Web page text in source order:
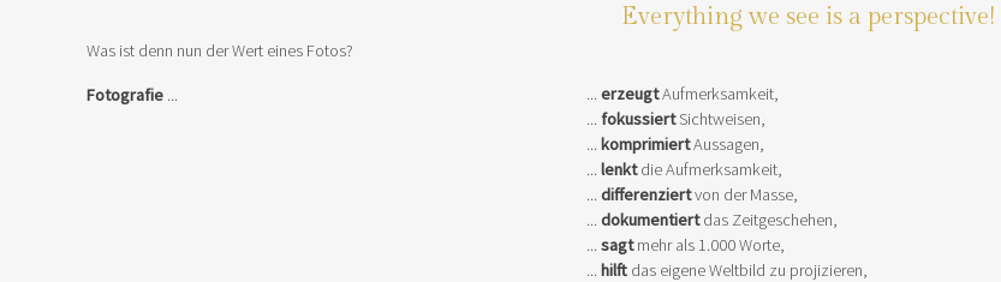
Everything we see is a perspective!
Was ist denn nun der Wert eines Fotos?
Fotografie ... ... erzeugtAufmerksamkeit,
... fokussiertSichtweisen,
... komprimiertAussagen,
... lenktdie Aufmerksamkeit,
... differenziertvon der Masse,
... dokumentiertdas Zeitgeschehen,
... sagtmehr als 1.000 Worte,
... hilft das eigene Weltbild zu projizieren,